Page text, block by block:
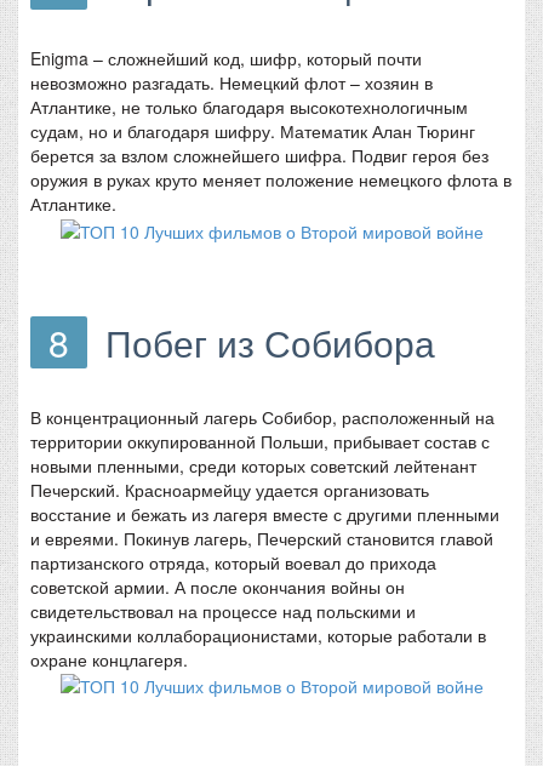
Enigma – сложнейший код, шифр, который почти
невозможно разгадать. Немецкий флот – хозяин в
Атлантике, не только благодаря высокотехнологичным
судам, но и благодаря шифру. Математик Алан Тюринг
берется за взлом сложнейшего шифра. Подвиг героя без
оружия в руках круто меняет положение немецкого флота в
Атлантике.
8 Побег из Собибора
В концентрационный лагерь Собибор, расположенный на
территории оккупированной Польши, прибывает состав с
новыми пленными, среди которых советский лейтенант
Печерский. Красноармейцу удается организовать
восстание и бежать из лагеря вместе с другими пленными
и евреями. Покинув лагерь, Печерский становится главой
партизанского отряда, который воевал до прихода
советской армии. А после окончания войны он
свидетельствовал на процессе над польскими и
украинскими коллаборационистами, которые работали в
охране концлагеря.